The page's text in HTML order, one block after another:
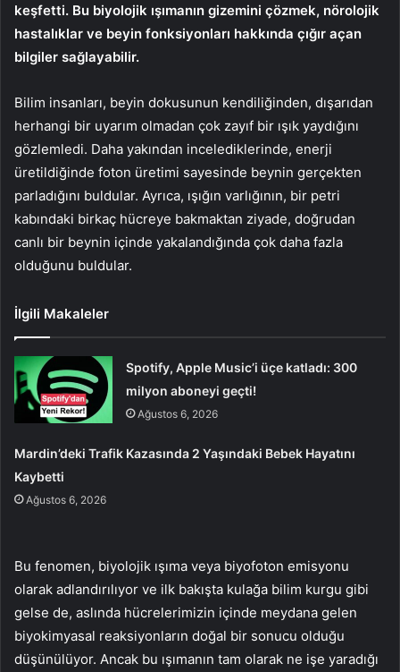
keşfetti. Bu biyolojik ışımanın gizemini çözmek, nörolojik
hastalıklar ve beyin fonksiyonları hakkında çığır açan
bilgiler sağlayabilir.
Bilim insanları, beyin dokusunun kendiliğinden, dışarıdan
herhangi bir uyarım olmadan çok zayıf bir ışık yaydığını
gözlemledi. Daha yakından incelediklerinde, enerji
üretildiğinde foton üretimi sayesinde beynin gerçekten
parladığını buldular. Ayrıca, ışığın varlığının, bir petri
kabındaki birkaç hücreye bakmaktan ziyade, doğrudan
canlı bir beynin içinde yakalandığında çok daha fazla
olduğunu buldular.
İlgili Makaleler
Spotify, Apple Music’i üçe katladı: 300
milyon aboneyi geçti!
Ağustos 6, 2026
Mardin’deki Trafik Kazasında 2 Yaşındaki Bebek Hayatını
Kaybetti
Ağustos 6, 2026
Bu fenomen, biyolojik ışıma veya biyofoton emisyonu
olarak adlandırılıyor ve ilk bakışta kulağa bilim kurgu gibi
gelse de, aslında hücrelerimizin içinde meydana gelen
biyokimyasal reaksiyonların doğal bir sonucu olduğu
düşünülüyor. Ancak bu ışımanın tam olarak ne işe yaradığı